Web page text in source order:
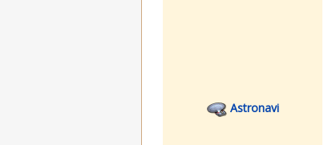
Astronavi